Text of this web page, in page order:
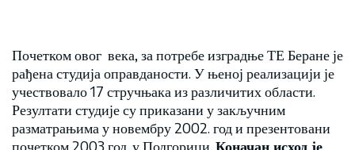
Почетком овог века, за потребе изградње ТЕ Беране је
рађена студија оправданости. У њеној реализацији је
учествовало 17 стручњака из различитих области.
Резултати студије су приказани у закључним
разматрањима у новембру 2002. год и презентовани
почетком 2003 год. у Подгорици. Коначан исход је